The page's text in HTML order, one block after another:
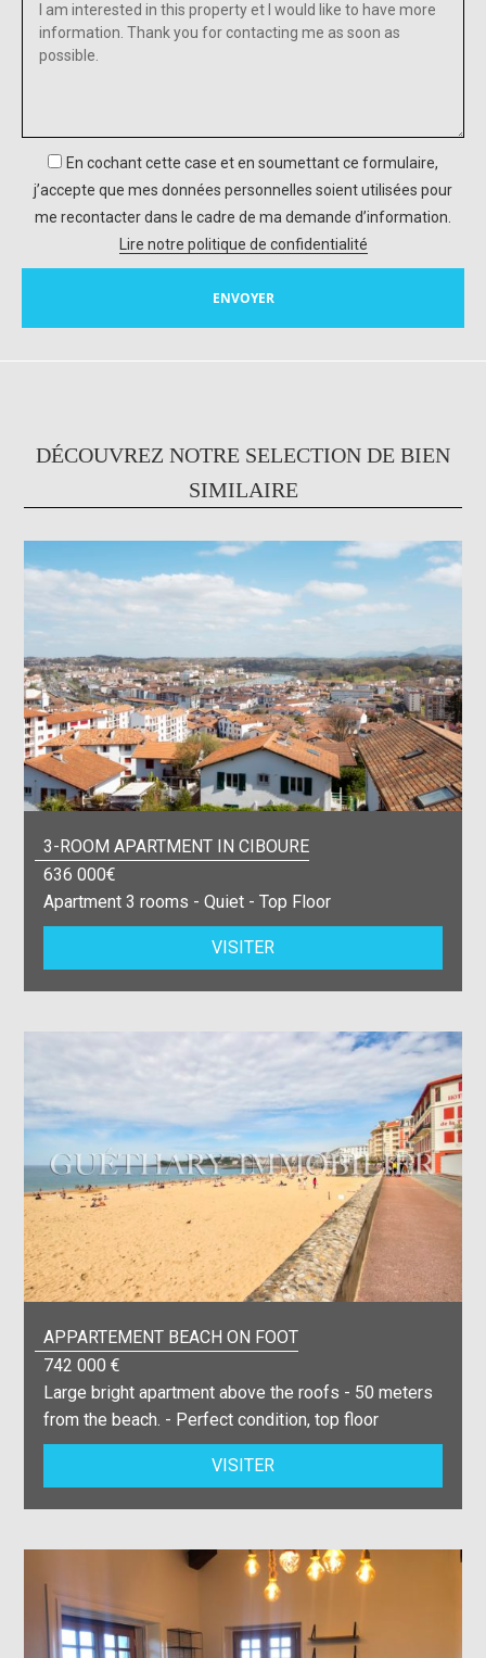
En cochant cette case et en soumettant ce formulaire,
j’accepte que mes données personnelles soient utilisées pour
me recontacter dans le cadre de ma demande d’information.
Lire notre politique de confidentialité
DÉCOUVREZ NOTRE SELECTION DE BIEN
SIMILAIRE
3-ROOM APARTMENT IN CIBOURE
636 000€
Apartment 3 rooms - Quiet - Top Floor
VISITER
APPARTEMENT BEACH ON FOOT
742 000 €
Large bright apartment above the roofs - 50 meters
from the beach. - Perfect condition, top floor
VISITER